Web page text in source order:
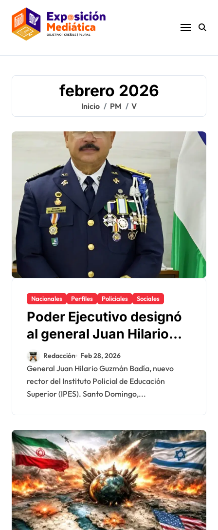
contenido
febrero 2026
Inicio PM V
Nacionales Perfiles Policiales Sociales
Poder Ejecutivo designó
al general Juan Hilario
Guzmán Badía como
nuevo rector del Instituto
Policial de Educación
Superior (IPES)
Redacción Feb 28, 2026
General Juan Hilario Guzmán Badía, nuevo
rector del Instituto Policial de Educación
Superior (IPES). Santo Domingo,...